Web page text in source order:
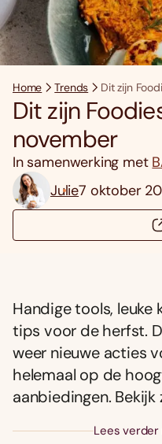
Home Trends Dit zijn
Dit zijn
november
In samenwerking met
Julie7 oktober
Handige tools, leuke
tips voor de herfst.
weer nieuwe acties
helemaal op de
aanbiedingen.
Lees